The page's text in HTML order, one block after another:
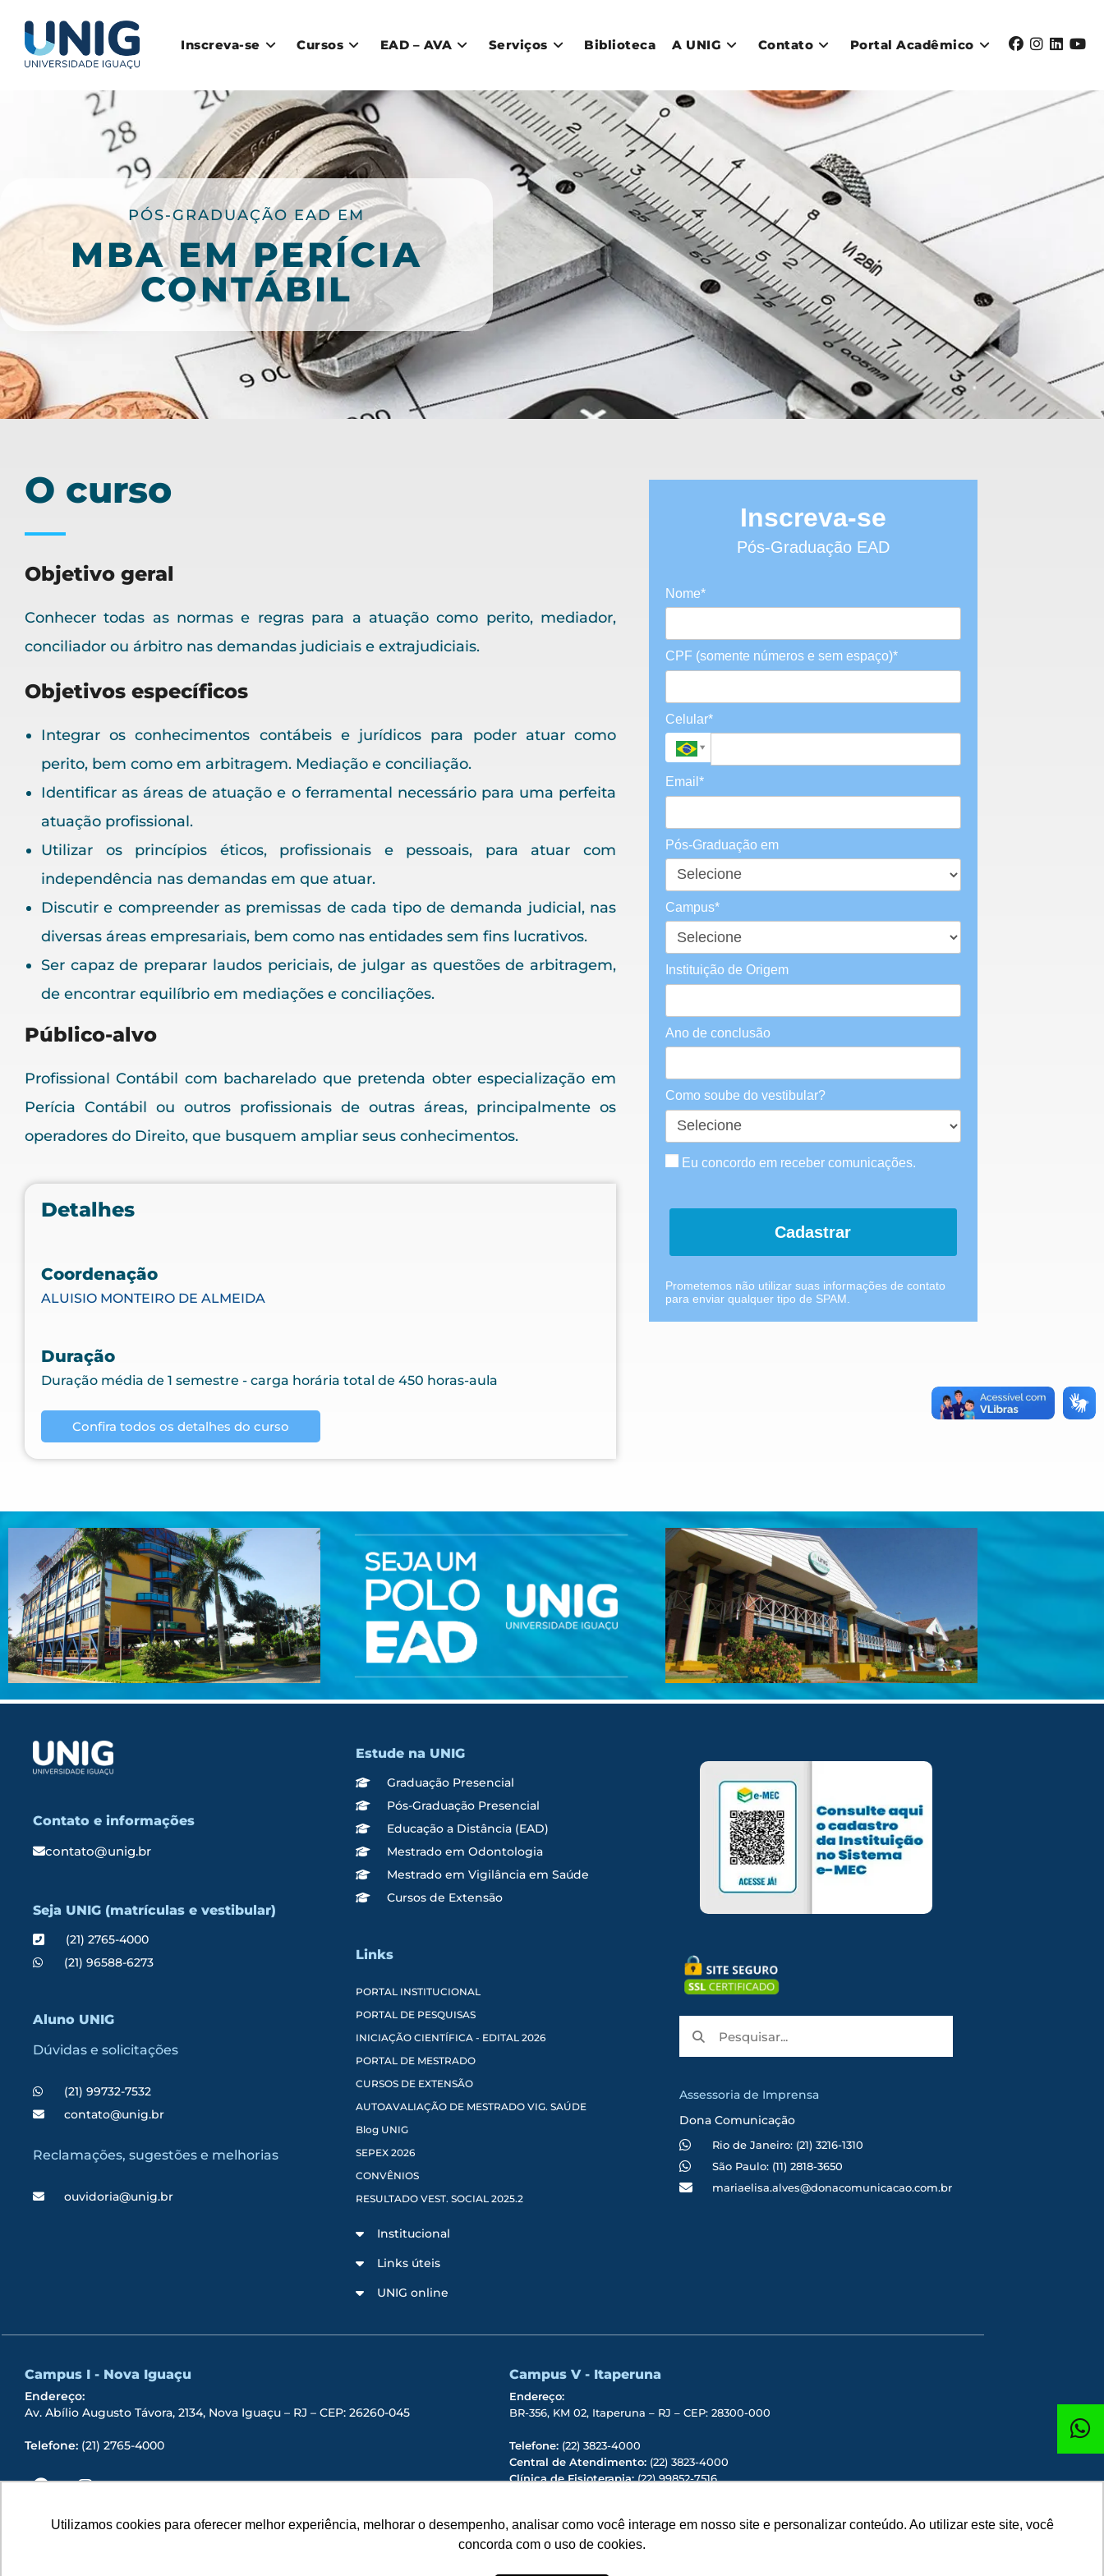
Utilizamos cookies para oferecer melhor experiência, melhorar o desempenho, analisar como você interage em nosso site e personalizar conteúdo. Ao utilizar este site, você
concorda com o uso de cookies.
Inscreva-se Cursos EAD – AVA Serviços Biblioteca A UNIG Contato Portal Acadêmico
PÓS-GRADUAÇÃO EAD EM
MBA EM PERÍCIA
CONTÁBIL
O curso
Objetivo geral
Conhecer todas as normas e regras para a atuação como perito, mediador,
conciliador ou árbitro nas demandas judiciais e extrajudiciais.
Objetivos específicos
Integrar os conhecimentos contábeis e jurídicos para poder atuar como
perito, bem como em arbitragem. Mediação e conciliação.
Identificar as áreas de atuação e o ferramental necessário para uma perfeita
atuação profissional.
Utilizar os princípios éticos, profissionais e pessoais, para atuar com
independência nas demandas em que atuar.
Discutir e compreender as premissas de cada tipo de demanda judicial, nas
diversas áreas empresariais, bem como nas entidades sem fins lucrativos.
Ser capaz de preparar laudos periciais, de julgar as questões de arbitragem,
de encontrar equilíbrio em mediações e conciliações.
Público-alvo
Profissional Contábil com bacharelado que pretenda obter especialização em
Perícia Contábil ou outros profissionais de outras áreas, principalmente os
operadores do Direito, que busquem ampliar seus conhecimentos.
Detalhes
Coordenação
ALUISIO MONTEIRO DE ALMEIDA
Duração
Duração média de 1 semestre - carga horária total de 450 horas-aula
Confira todos os detalhes do curso
Inscreva-se
Pós-Graduação EAD
Nome*
CPF (somente números e sem espaço)*
Celular*
Email*
Pós-Graduação em
Campus*
Instituição de Origem
Ano de conclusão
Como soube do vestibular?
Eu concordo em receber comunicações.
Cadastrar
Prometemos não utilizar suas informações de contato
para enviar qualquer tipo de SPAM.
Contato e informações
contato@unig.br
Seja UNIG (matrículas e vestibular)
(21) 2765-4000
(21) 96588-6273
Aluno UNIG
Dúvidas e solicitações
(21) 99732-7532
contato@unig.br
Reclamações, sugestões e melhorias
ouvidoria@unig.br
Estude na UNIG
Graduação Presencial
Pós-Graduação Presencial
Educação a Distância (EAD)
Mestrado em Odontologia
Mestrado em Vigilância em Saúde
Cursos de Extensão
Links
PORTAL INSTITUCIONAL
PORTAL DE PESQUISAS
INICIAÇÃO CIENTÍFICA - EDITAL 2026
PORTAL DE MESTRADO
CURSOS DE EXTENSÃO
AUTOAVALIAÇÃO DE MESTRADO VIG. SAÚDE
Blog UNIG
SEPEX 2026
CONVÊNIOS
RESULTADO VEST. SOCIAL 2025.2
Institucional
Links úteis
UNIG online
Assessoria de Imprensa
Dona Comunicação
Rio de Janeiro: (21) 3216-1310
São Paulo: (11) 2818-3650
mariaelisa.alves@donacomunicacao.com.br
Campus I - Nova Iguaçu
Endereço:
Av. Abílio Augusto Távora, 2134, Nova Iguaçu – RJ – CEP: 26260-045
Telefone: (21) 2765-4000
Campus V - Itaperuna
Endereço:
BR-356, KM 02, Itaperuna – RJ – CEP: 28300-000
Telefone: (22) 3823-4000
Central de Atendimento: (22) 3823-4000
Clínica de Fisioterapia:(22) 99852-7516